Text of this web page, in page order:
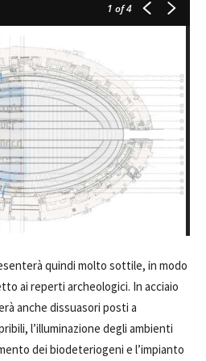
1 of 4
quindi molto sottile, in modo
ai reperti archeologici. In acciaio
anche dissuasori posti a
l’illuminazione degli ambienti
dei biodeteriogeni e l’impianto